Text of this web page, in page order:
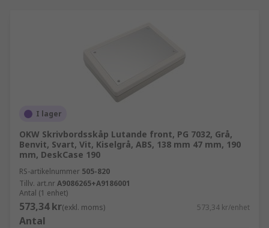
I lager
OKW Skrivbordsskåp Lutande front, PG 7032, Grå,
Benvit, Svart, Vit, Kiselgrå, ABS, 138 mm 47 mm, 190
mm, DeskCase 190
RS-artikelnummer 505-820
Tillv. art.nrA9086265+A9186001
Antal (1 enhet)
573,34 kr(exkl. moms) 573,34 kr/enhet
Antal